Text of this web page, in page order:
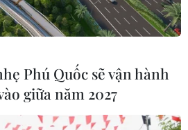
Phú Quốc sẽ vận hành
giữa năm 2027